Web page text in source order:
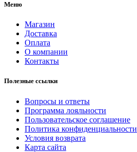
Меню
Магазин
Доставка
Оплата
О компании
Контакты
Полезные ссылки
Вопросы и ответы
Программа лояльности
Пользовательское соглашение
Политика конфиденциальности
Условия возврата
Карта сайта